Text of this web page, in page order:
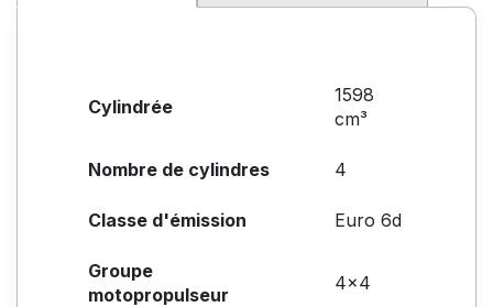
Cylindrée
1598
cm³
Nombre de cylindres 4
Classe d'émission Euro 6d
Groupe
motopropulseur
4x4